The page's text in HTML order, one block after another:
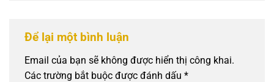
Để lại một bình luận
Email của bạn sẽ không được hiển thị công khai.
Các trường bắt buộc được đánh dấu *